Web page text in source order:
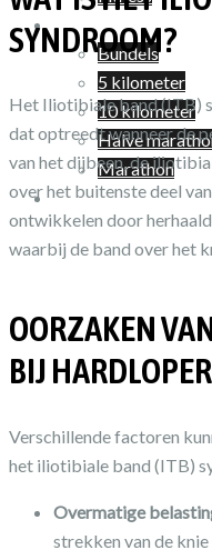
Shop
Bundels
5 kilometer
10 kilometer
Halve
Marathon
Winkelwagen
SYNDROOM?
Het Iliotibiale band (ITB)
dat optreedt wanneer de
van het dijbeen, de
over het buitenste deel
ontwikkelen door
waarbij de band over het
OORZAKEN
BIJ
Verschillende factoren
het iliotibiale band (ITB)
Overmatige
strekken van de